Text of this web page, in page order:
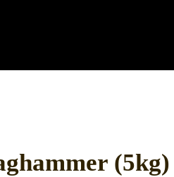
(5kg)